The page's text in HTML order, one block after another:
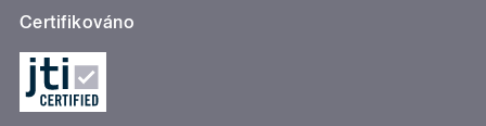
Certifikováno